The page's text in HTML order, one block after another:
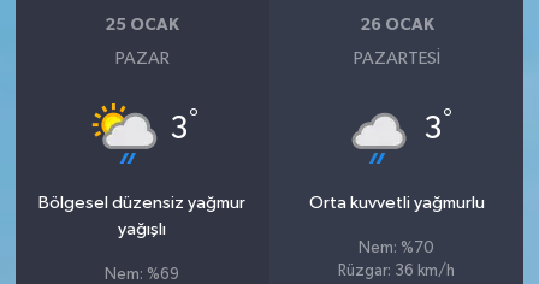
25 OCAK
PAZAR
3°
Bölgesel düzensiz yağmur
yağışlı
Nem: %69
26 OCAK
PAZARTESI
3°
Orta kuvvetli yağmurlu
Nem: %70
Rüzgar: 36 km/h